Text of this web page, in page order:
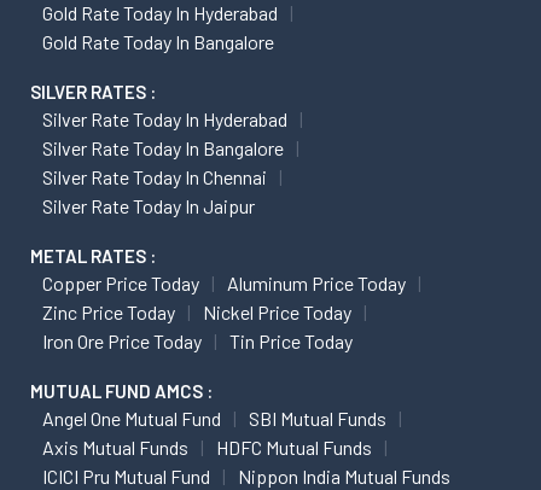
Gold Rate Today In Hyderabad
Gold Rate Today In Bangalore
SILVER RATES :
Silver Rate Today In Hyderabad
Silver Rate Today In Bangalore
Silver Rate Today In Chennai
Silver Rate Today In Jaipur
METAL RATES :
Copper Price Today
Aluminum Price Today
Zinc Price Today
Nickel Price Today
Iron Ore Price Today
Tin Price Today
MUTUAL FUND AMCS :
Angel One Mutual Fund
SBI Mutual Funds
Axis Mutual Funds
HDFC Mutual Funds
ICICI Pru Mutual Fund
Nippon India Mutual Funds